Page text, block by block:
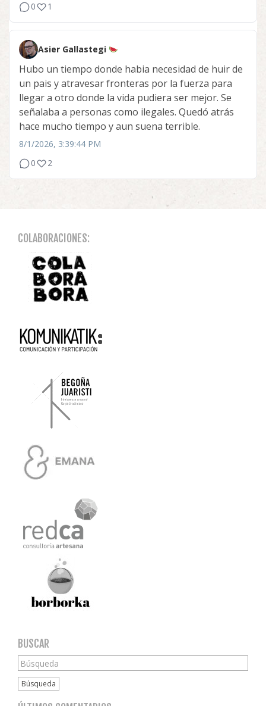
0
1
Asier Gallastegi
Hubo un tiempo donde habia necesidad de huir de
un pais y atravesar fronteras por la fuerza para
llegar a otro donde la vida pudiera ser mejor. Se
señalaba a personas como ilegales. Quedó atrás
hace mucho tiempo y aun suena terrible.
8/1/2026, 3:39:44 PM
0
2
COLABORACIONES:
BUSCAR
Búsqueda